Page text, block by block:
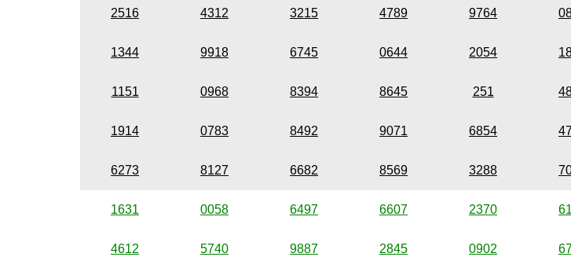
2516 4312 3215 4789 9764
1344 9918 6745 0644 2054
1151 0968 8394 8645 251
1914 0783 8492 9071 6854
6273 8127 6682 8569 3288
1631 0058 6497 6607 2370
4612 5740 9887 2845 0902